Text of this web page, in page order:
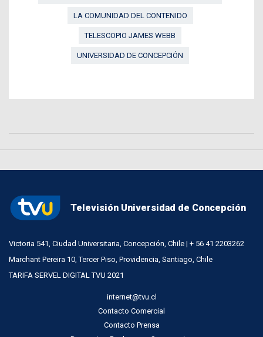
LA COMUNIDAD DEL CONTENIDO
TELESCOPIO JAMES WEBB
UNIVERSIDAD DE CONCEPCIÓN
Televisión Universidad de Concepción
Victoria 541, Ciudad Universitaria, Concepción, Chile | + 56 41 2203262
Marchant Pereira 10, Tercer Piso, Providencia, Santiago, Chile
TARIFA SERVEL DIGITAL TVU 2021
internet@tvu.cl
Contacto Comercial
Contacto Prensa